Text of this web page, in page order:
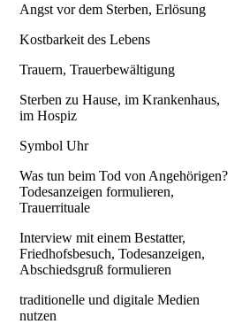
Angst vor dem Sterben, Erlösung
Kostbarkeit des Lebens
Trauern, Trauerbewältigung
Sterben zu Hause, im Krankenhaus,
im Hospiz
Symbol Uhr
Was tun beim Tod von Angehörigen?
Todesanzeigen formulieren,
Trauerrituale
Interview mit einem Bestatter,
Friedhofsbesuch, Todesanzeigen,
Abschiedsgruß formulieren
traditionelle und digitale Medien
nutzen